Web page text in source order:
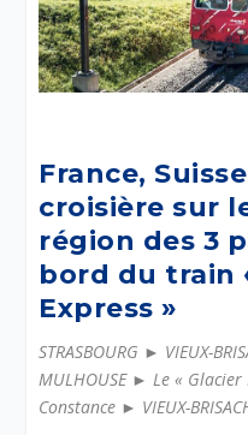
France,
croisière sur
région des 3
bord du train
Express »
STRASBOURG ► VIEUX-
MULHOUSE ► Le «
Constance ► VIEUX-